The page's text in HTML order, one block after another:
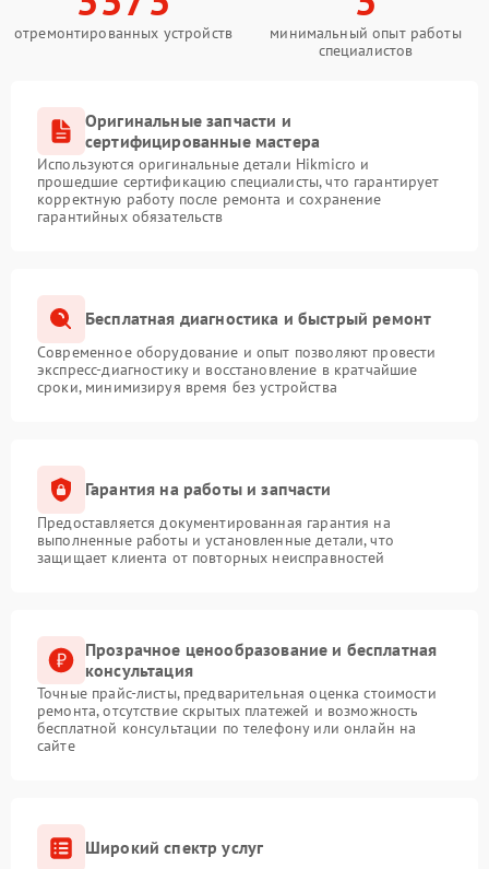
отремонтированных устройств
минимальный опыт работы
специалистов
Оригинальные запчасти и
сертифицированные мастера
Используются оригинальные детали Hikmicro и
прошедшие сертификацию специалисты, что гарантирует
корректную работу после ремонта и сохранение
гарантийных обязательств
Бесплатная диагностика и быстрый ремонт
Современное оборудование и опыт позволяют провести
экспресс-диагностику и восстановление в кратчайшие
сроки, минимизируя время без устройства
Гарантия на работы и запчасти
Предоставляется документированная гарантия на
выполненные работы и установленные детали, что
защищает клиента от повторных неисправностей
Прозрачное ценообразование и бесплатная
консультация
Точные прайс-листы, предварительная оценка стоимости
ремонта, отсутствие скрытых платежей и возможность
бесплатной консультации по телефону или онлайн на
сайте
Широкий спектр услуг